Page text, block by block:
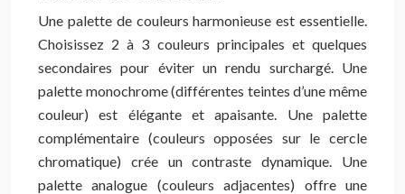
Une palette de couleurs harmonieuse est essentielle.
Choisissez 2 à 3 couleurs principales et quelques
secondaires pour éviter un rendu surchargé. Une
palette monochrome (différentes teintes d’une même
couleur) est élégante et apaisante. Une palette
complémentaire (couleurs opposées sur le cercle
chromatique) crée un contraste dynamique. Une
palette analogue (couleurs adjacentes) offre une